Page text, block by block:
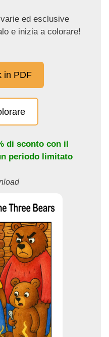
ed esclusive
e inizia a colorare!
in PDF
di sconto con il
periodo limitato